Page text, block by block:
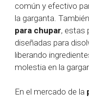
común y efectivo
la garganta.
para chupar, estas
diseñadas para
liberando
molestia en la
En el mercado de la